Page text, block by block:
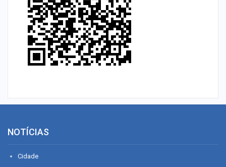
NOTÍCIAS
Cidade